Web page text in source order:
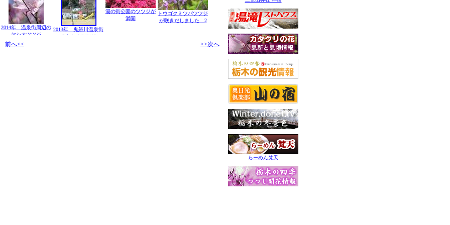
2014年 温泉街周辺の
ヤシオツツジ
2013年 鬼怒川温泉街
のヤシオツツジ
湯の街公園のツツジが
満開
トウゴクミツバツツジ
が咲きだしました 2
前へ<< >>次へ
らーめん梵天